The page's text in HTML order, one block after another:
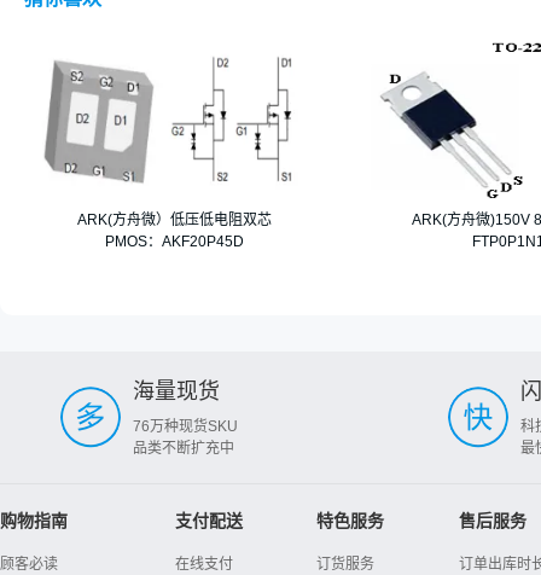
ARK(方舟微）低压低电阻双芯
PMOS：AKF20P45D
ARK(方舟微)150V
海量现货
76万种现货SKU
品类不断扩充中
科
最
购物指南
顾客必读
支付配送
在线支付
特色服务
订货服务
售后服务
订单出库时